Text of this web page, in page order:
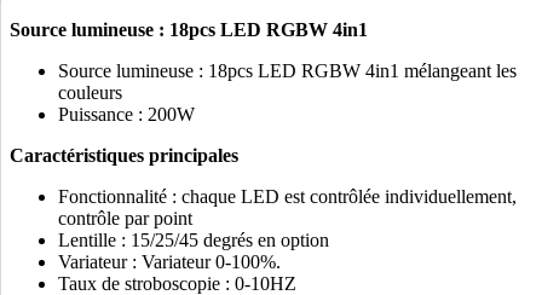
Source lumineuse : 18pcs LED RGBW 4in1
Source lumineuse : 18pcs LED RGBW 4in1 mélangeant les
couleurs
Puissance : 200W
Caractéristiques principales
Fonctionnalité : chaque LED est contrôlée individuellement,
contrôle par point
Lentille : 15/25/45 degrés en option
Variateur : Variateur 0-100%.
Taux de stroboscopie : 0-10HZ